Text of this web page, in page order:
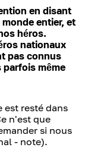
en disant
entier, et
héros.
nationaux
pas connus
parfois même
est resté dans
n'est que
si nous
- note).